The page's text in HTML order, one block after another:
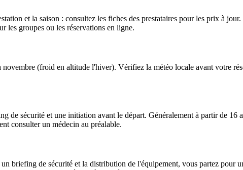
et la saison : consultez les fiches des prestataires pour les prix à
les groupes ou les réservations en ligne.
(froid en altitude l'hiver). Vérifiez la météo locale avant votre
de sécurité et une initiation avant le départ. Généralement à partir de 16
consulter un médecin au préalable.
briefing de sécurité et la distribution de l'équipement, vous partez pour